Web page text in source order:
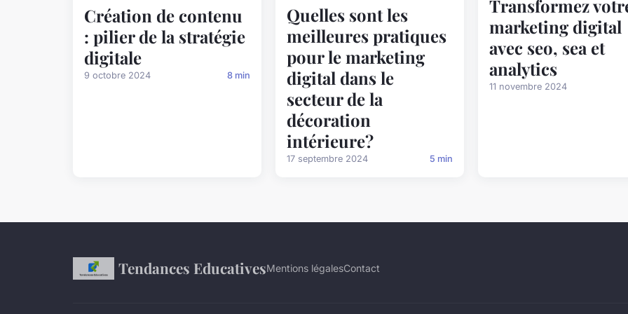
Création de contenu
: pilier de la stratégie
digitale
9 octobre 2024 8 min
Quelles sont les
meilleures pratiques
pour le marketing
digital dans le
secteur de la
décoration
intérieure?
17 septembre 2024 5 min
Transformez
marketing digital
avec seo, sea et
analytics
11 novembre 2024
Tendances EducativesMentions légalesContact